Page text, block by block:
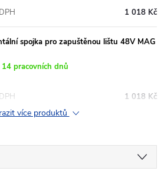
1 018 Kč
spojka pro zapuštěnou lištu 48V MAG
pracovních dnů
1 018 Kč
více produktů